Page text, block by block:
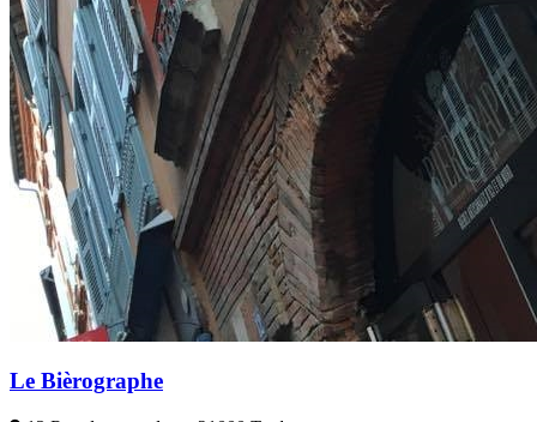
Le Bièrographe